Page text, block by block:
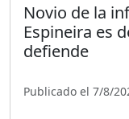
Novio de la
Espineira es
defiende
Publicado el 7/8/